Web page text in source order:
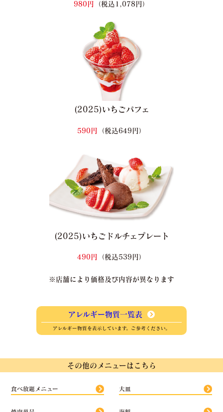
980円 （税込1,078円）
(2025)いちごパフェ
590円 （税込649円）
(2025)いちごドルチェプレート
490円 （税込539円）
※店舗により価格及び内容が異なります
アレルギー物質一覧表
アレルギー物質を表示しています。ご参考ください。
その他のメニューはこちら
食べ放題メニュー 大皿